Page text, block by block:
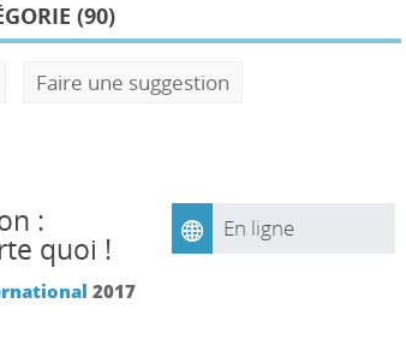
(90)
Faire une suggestion
:
quoi !
2017
En ligne